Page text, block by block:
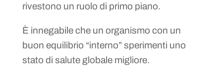
rivestono un ruolo di primo piano.
È innegabile che un organismo con un
buon equilibrio “interno” sperimenti uno
stato di salute globale migliore.